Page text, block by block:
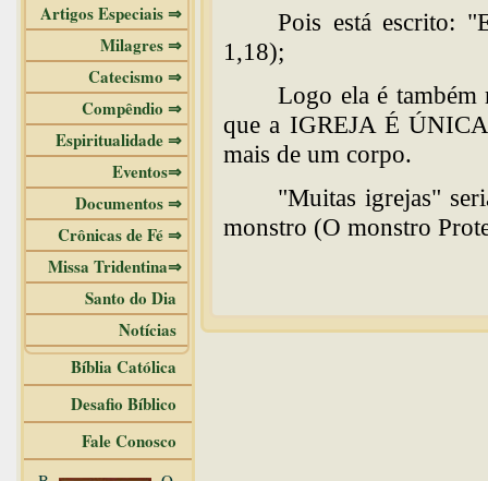
Artigos Especiais ⇒
Milagres ⇒
Catecismo ⇒
Compêndio ⇒
Espiritualidade ⇒
Eventos⇒
Documentos ⇒
Crônicas de Fé ⇒
Missa Tridentina⇒
Santo do Dia
Notícias
Bíblia Católica
Desafio Bíblico
Fale Conosco
Pois está escrito:
1,18);
Logo ela é
que a IGREJA É
mais de um corpo.
"Muitas igrejas"
monstro (O monstro